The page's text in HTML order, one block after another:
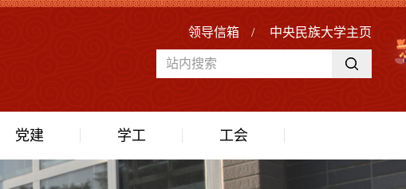
领导信箱 / 中央民族大学主页
党建 学工 工会